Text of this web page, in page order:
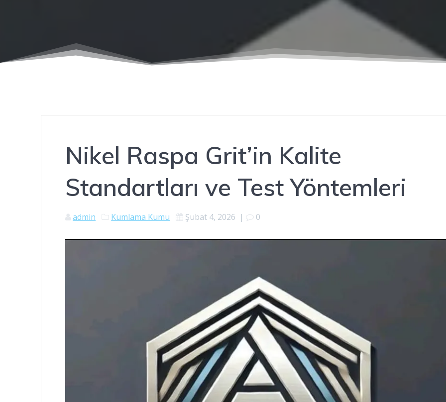
Nikel Raspa Grit’in Kalite
Standartları ve Test Yöntemleri
admin Kumlama Kumu Şubat 4, 2026 | 0